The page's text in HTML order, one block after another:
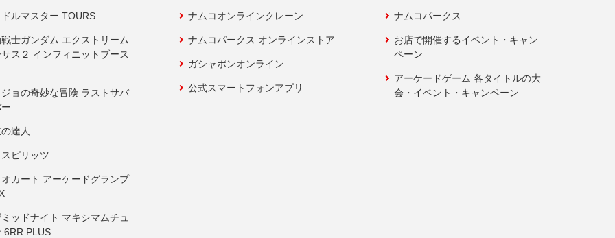
ルマスター TOURS
士ガンダム エクストリーム
ス２ インフィニットブース
ョの奇妙な冒険 ラストサバ
達人
ピリッツ
カート アーケードグランプ
ッドナイト マキシマムチュ
6RR PLUS
ナムコオンラインクレーン
ナムコパークス オンラインストア
ガシャポンオンライン
公式スマートフォンアプリ
ナムコパークス
お店で開催するイベント・キャン
ペーン
アーケードゲーム 各タイトルの大
会・イベント・キャンペーン